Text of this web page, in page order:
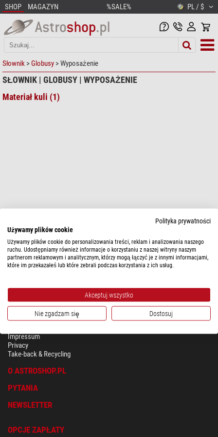
SHOP MAGAZYN %SALE% PL / $
Słownik > Globusy > Wyposażenie
SŁOWNIK | GLOBUSY | WYPOSAŻENIE
Materiał kuli (1)
BEZPIECZEŃSTWO & OCHRONA DANYCH OSOBISTYCH
Impressum
Privacy
Take-back & Recycling
O ASTROSHOP.PL
PYTANIA
NEWSLETTER
OPCJE ZAPŁATY
Polityka prywatności
Używamy plików cookie
Używamy plików cookie do personalizowania treści, reklam i analizowania naszego
ruchu. Udostępniamy również informacje o korzystaniu z naszej witryny naszym
partnerom reklamowym i analitycznym, którzy mogą łączyć je z innymi informacjami,
które im przekazałeś lub które zebrali podczas korzystania z ich usług.
Akceptuj wszystko
Nie zgadzam się Dostosuj